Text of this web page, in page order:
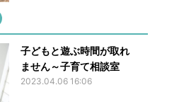
子どもと遊ぶ時間が取れ
ません～子育て相談室
2023.04.06 16:06